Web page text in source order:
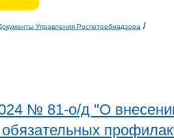
Управления Роспотребнадзора /
№ 81-о/д "О